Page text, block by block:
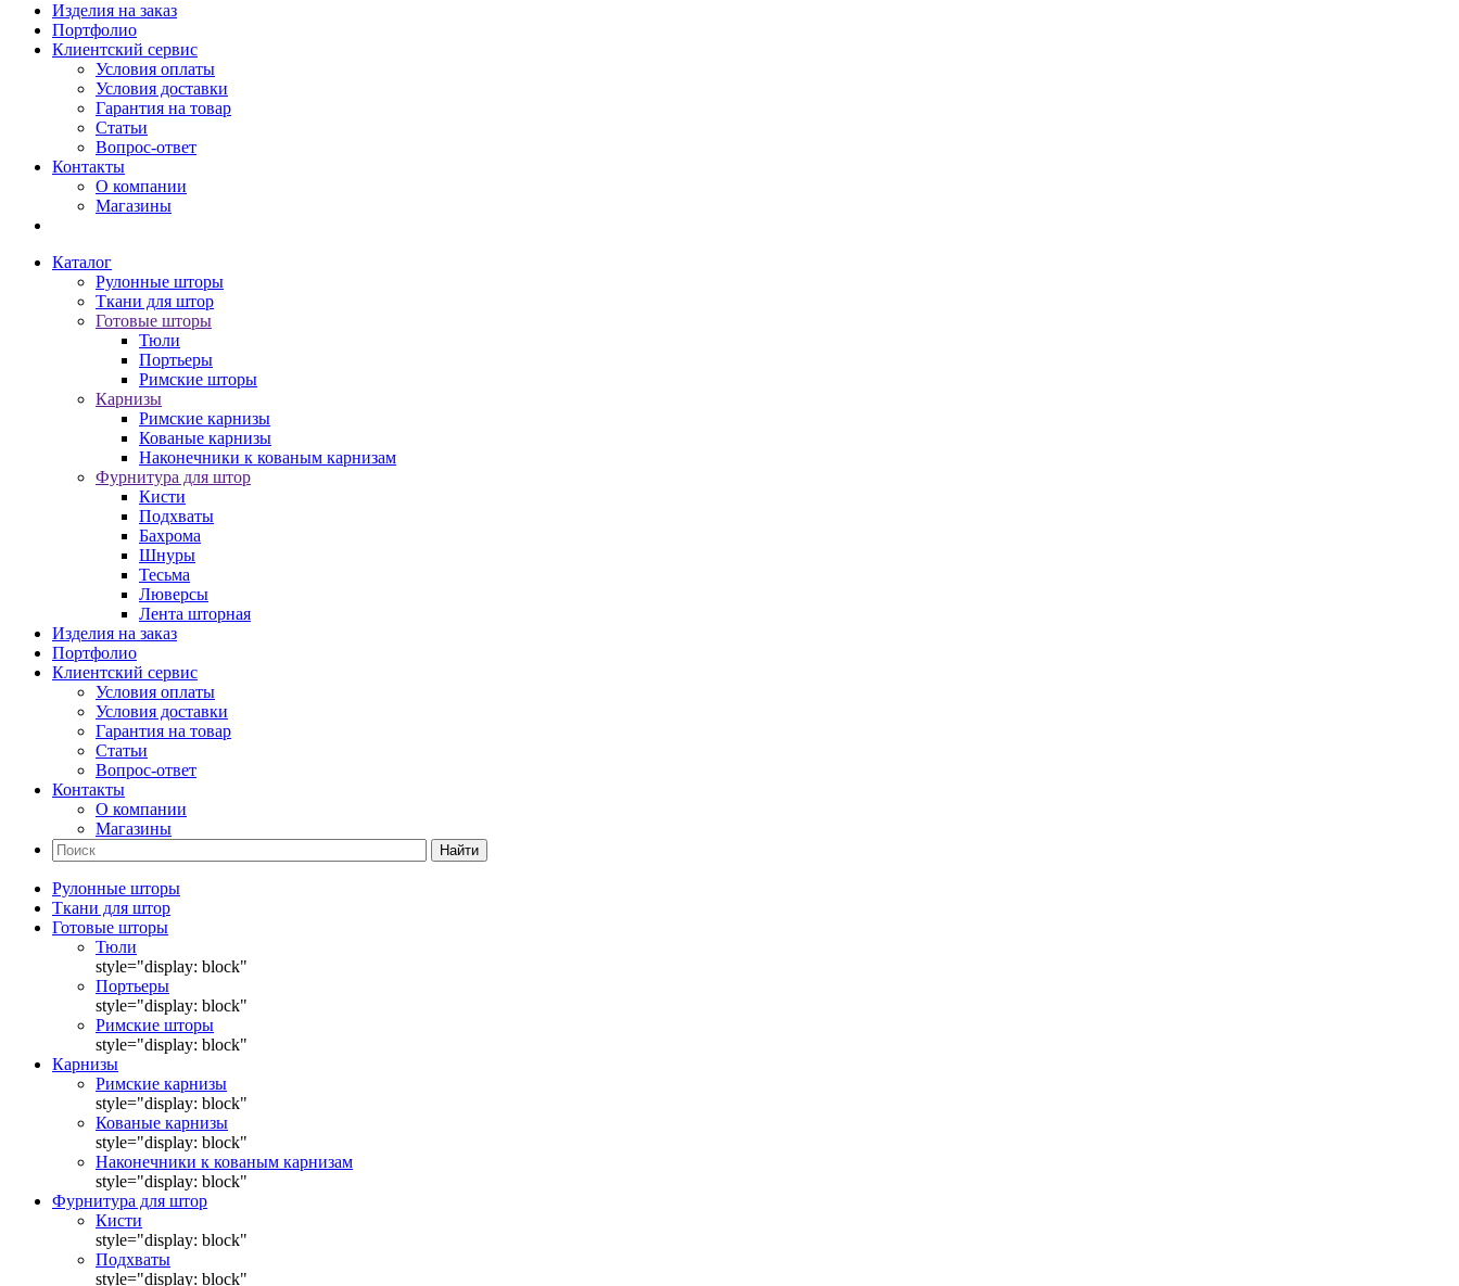
Изделия на заказ
Портфолио
Клиентский сервис
Условия оплаты
Условия доставки
Гарантия на товар
Статьи
Вопрос-ответ
Контакты
О компании
Магазины
Каталог
Рулонные шторы
Ткани для штор
Готовые шторы
Тюли
Портьеры
Римские шторы
Карнизы
Римские карнизы
Кованые карнизы
Наконечники к кованым карнизам
Фурнитура для штор
Кисти
Подхваты
Бахрома
Шнуры
Тесьма
Люверсы
Лента шторная
Изделия на заказ
Портфолио
Клиентский сервис
Условия оплаты
Условия доставки
Гарантия на товар
Статьи
Вопрос-ответ
Контакты
О компании
Магазины
Найти
Рулонные шторы
Ткани для штор
Готовые шторы
Тюли
style="display: block"
Портьеры
style="display: block"
Римские шторы
style="display: block"
Карнизы
Римские карнизы
style="display: block"
Кованые карнизы
style="display: block"
Наконечники к кованым карнизам
style="display: block"
Фурнитура для штор
Кисти
style="display: block"
Подхваты
style="display: block"